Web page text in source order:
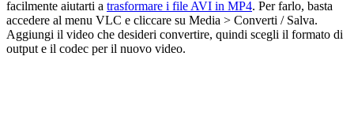
facilmente aiutarti a trasformare i file AVI in MP4. Per farlo, basta
accedere al menu VLC e cliccare su Media > Converti / Salva.
Aggiungi il video che desideri convertire, quindi scegli il formato di
output e il codec per il nuovo video.